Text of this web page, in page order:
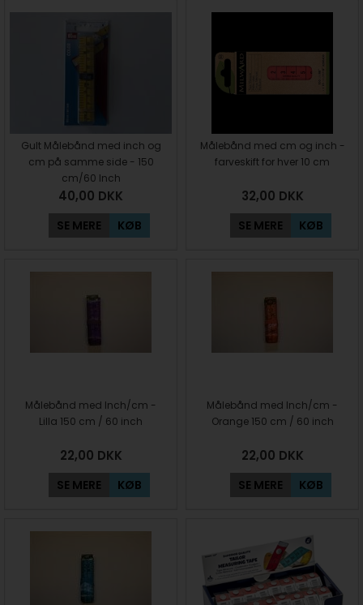
Gult Målebånd med inch og
cm på samme side - 150
cm/60 Inch
40,00 DKK
SE MERE KØB
Målebånd med cm og inch -
farveskift for hver 10 cm
32,00 DKK
SE MERE KØB
Målebånd med Inch/cm -
Lilla 150 cm / 60 inch
22,00 DKK
SE MERE KØB
Målebånd med Inch/cm -
Orange 150 cm / 60 inch
22,00 DKK
SE MERE KØB